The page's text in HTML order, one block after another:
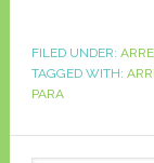
FILED UNDER:
TAGGED WITH:
PARA